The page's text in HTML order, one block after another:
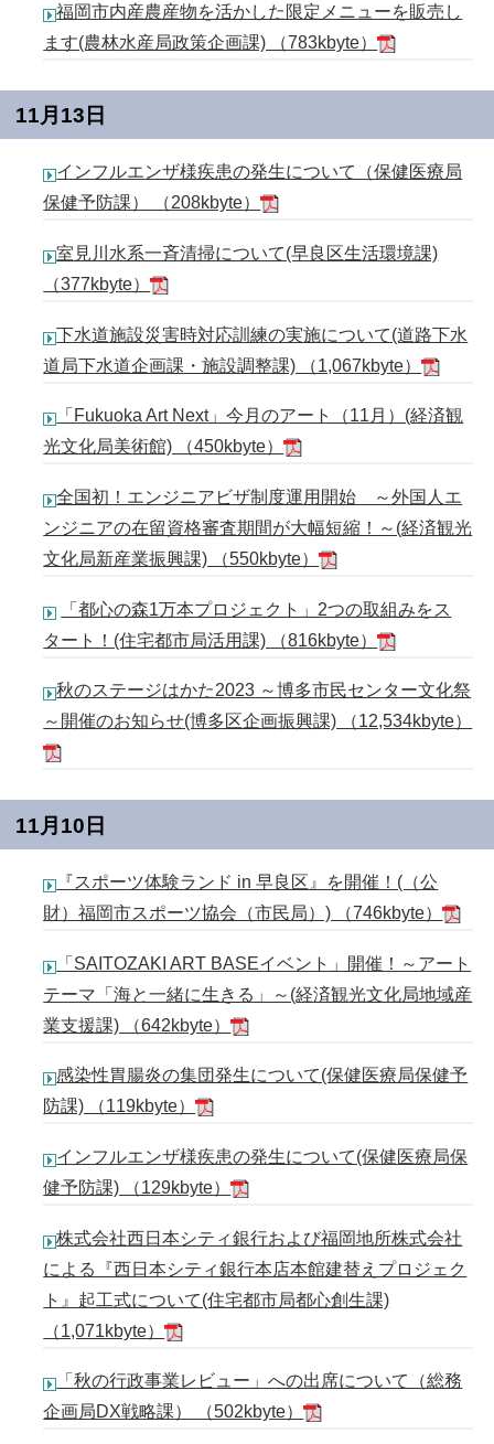
福岡市内産農産物を活かした限定メニューを販売し
ます(農林水産局政策企画課) （783kbyte）
11月13日
インフルエンザ様疾患の発生について（保健医療局
保健予防課） （208kbyte）
室見川水系一斉清掃について(早良区生活環境課)
（377kbyte）
下水道施設災害時対応訓練の実施について(道路下水
道局下水道企画課・施設調整課) （1,067kbyte）
「Fukuoka Art Next」今月のアート（11月）(経済観
光文化局美術館) （450kbyte）
全国初！エンジニアビザ制度運用開始 ～外国人エ
ンジニアの在留資格審査期間が大幅短縮！～(経済観光
文化局新産業振興課) （550kbyte）
「都心の森1万本プロジェクト」2つの取組みをス
タート！(住宅都市局活用課) （816kbyte）
秋のステージはかた2023 ～博多市民センター文化祭
～開催のお知らせ(博多区企画振興課) （12,534kbyte）
11月10日
『スポーツ体験ランド in 早良区』を開催！(（公
財）福岡市スポーツ協会（市民局）) （746kbyte）
「SAITOZAKI ART BASEイベント」開催！～アート
テーマ「海と一緒に生きる」～(経済観光文化局地域産
業支援課) （642kbyte）
感染性胃腸炎の集団発生について(保健医療局保健予
防課) （119kbyte）
インフルエンザ様疾患の発生について(保健医療局保
健予防課) （129kbyte）
株式会社西日本シティ銀行および福岡地所株式会社
による『西日本シティ銀行本店本館建替えプロジェク
ト』起工式について(住宅都市局都心創生課)
（1,071kbyte）
「秋の行政事業レビュー」への出席について（総務
企画局DX戦略課） （502kbyte）